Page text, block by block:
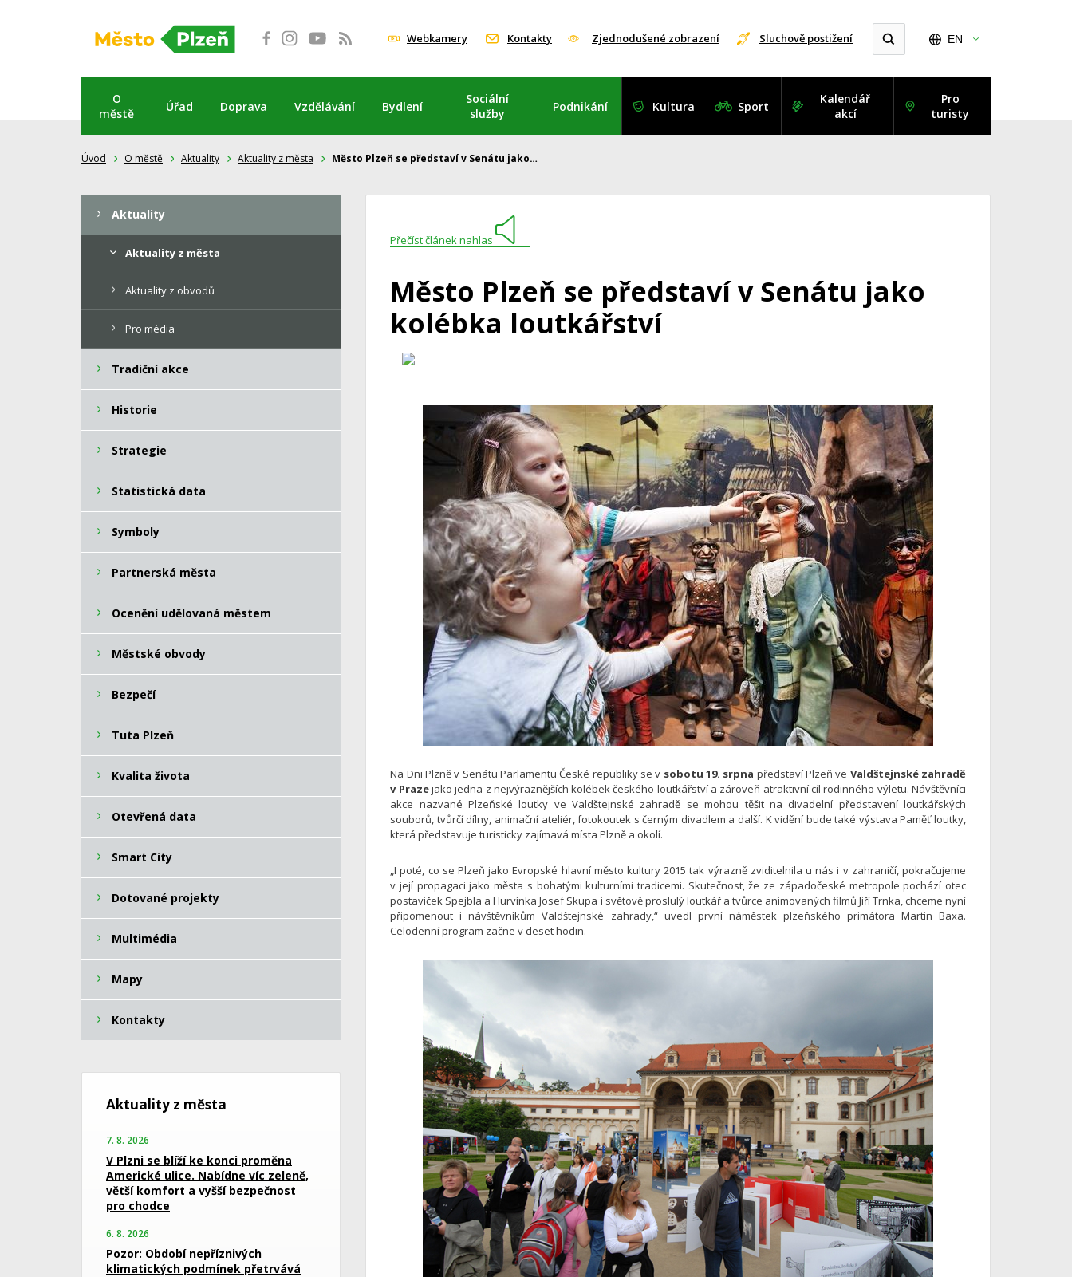
Webkamery Kontakty Zjednodušené zobrazení Sluchově postižení EN
O
městě
Úřad Doprava Vzdělávání Bydlení
Sociální
služby
Podnikání Kultura Sport
Kalendář
akcí
Pro
turisty
Úvod O městě Aktuality Aktuality z města Město Plzeň se představí v Senátu jako…
Přečíst článek nahlas
Město Plzeň se představí v Senátu jako
kolébka loutkářství
Na Dni Plzně v Senátu Parlamentu České republiky se v sobotu 19. srpna představí Plzeň ve Valdštejnské zahradě
v Prazejako jedna z nejvýraznějších kolébek českého loutkářství a zároveň atraktivní cíl rodinného výletu. Návštěvníci
akce nazvané Plzeňské loutky ve Valdštejnské zahradě se mohou těšit na divadelní představení loutkářských
souborů, tvůrčí dílny, animační ateliér, fotokoutek s černým divadlem a další. K vidění bude také výstava Paměť loutky,
která představuje turisticky zajímavá místa Plzně a okolí.
„I poté, co se Plzeň jako Evropské hlavní město kultury 2015 tak výrazně zviditelnila u nás i v zahraničí, pokračujeme
v její propagaci jako města s bohatými kulturními tradicemi. Skutečnost, že ze západočeské metropole pochází otec
postaviček Spejbla a Hurvínka Josef Skupa i světově proslulý loutkář a tvůrce animovaných filmů Jiří Trnka, chceme nyní
připomenout i návštěvníkům Valdštejnské zahrady,“ uvedl první náměstek plzeňského primátora Martin Baxa.
Celodenní program začne v deset hodin.
Aktuality
Aktuality z města
Aktuality z obvodů
Pro média
Tradiční akce
Historie
Strategie
Statistická data
Symboly
Partnerská města
Ocenění udělovaná městem
Městské obvody
Bezpečí
Tuta Plzeň
Kvalita života
Otevřená data
Smart City
Dotované projekty
Multimédia
Mapy
Kontakty
Aktuality z města
7. 8. 2026
V Plzni se blíží ke konci proměna
Americké ulice. Nabídne víc zeleně,
větší komfort a vyšší bezpečnost
pro chodce
6. 8. 2026
Pozor: Období nepříznivých
klimatických podmínek přetrvává